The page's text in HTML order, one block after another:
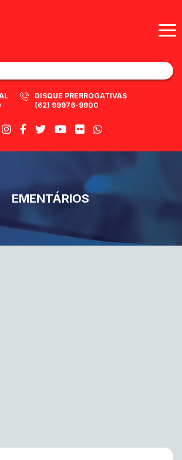
DISQUE PRERROGATIVAS
(62) 99976-9900
EMENTÁRIOS